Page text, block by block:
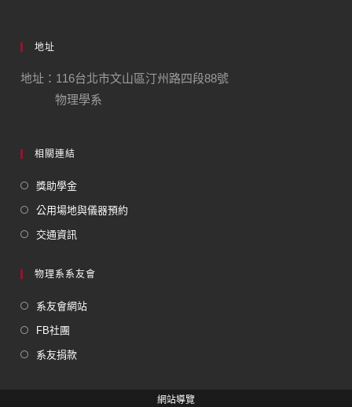
地址
地址：116台北市文山區汀州路四段88號
物理學系
相關連結
獎助學金
公用場地與儀器預約
交通資訊
物理系系友會
系友會網站
FB社團
系友捐款
網站導覽